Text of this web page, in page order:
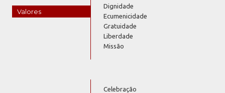
Valores
Dignidade
Ecumenicidade
Gratuidade
Liberdade
Missão
Celebração